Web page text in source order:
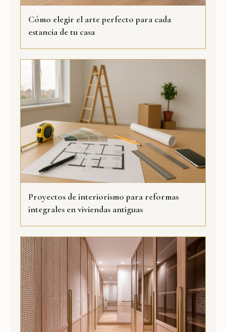
Cómo elegir el arte perfecto para cada
estancia de tu casa
Proyectos de interiorismo para reformas
integrales en viviendas antiguas